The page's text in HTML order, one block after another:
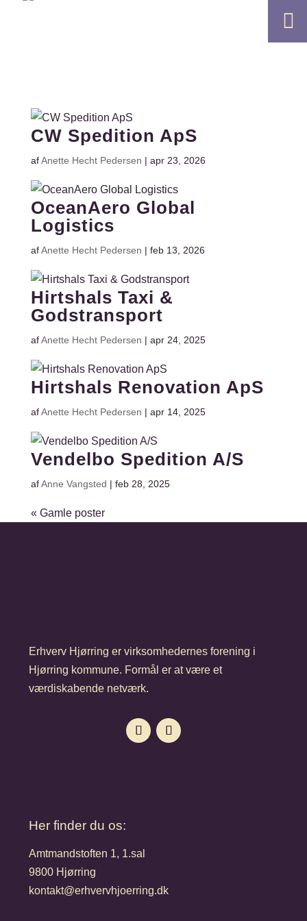

CW Spedition ApS
afAnette Hecht Pedersen | apr 23, 2026
OceanAero Global
Logistics
afAnette Hecht Pedersen | feb 13, 2026
Hirtshals Taxi &
Godstransport
afAnette Hecht Pedersen | apr 24, 2025
Hirtshals Renovation ApS
afAnette Hecht Pedersen | apr 14, 2025
Vendelbo Spedition A/S
afAnne Vangsted | feb 28, 2025
« Gamle poster
Erhverv Hjørring er virksomhedernes forening i
Hjørring kommune. Formål er at være et
værdiskabende netværk.
Her finder du os:
Amtmandstoften 1, 1.sal
9800 Hjørring
kontakt@erhvervhjoerring.dk